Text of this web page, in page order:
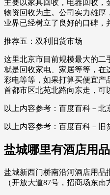
主要以家具回收，电器回收
物资回收为主。公司实力雄厚
业界已经树立了良好的口碑，
推荐五：双利旧货市场
这里北京市目前规模最大的二
就是回收家电、家居等等，在
彩电等等，如果打算买便宜产
首都市区北苑北路向东走，可
以上内容参考：百度百科－北
以上内容参考：百度百科－旧
盐城哪里有酒店用
盐城新西门桥南沿河酒店用品
（开放大道87号，招商场东南